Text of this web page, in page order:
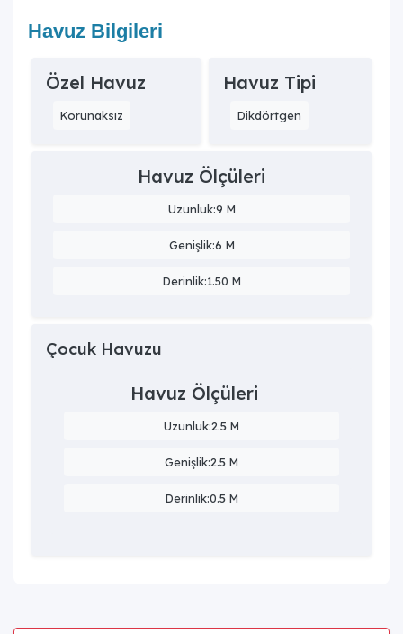
Havuz Bilgileri
Özel Havuz
Korunaksız
Havuz Tipi
Dikdörtgen
Havuz Ölçüleri
Uzunluk:9 M
Genişlik:6 M
Derinlik:1.50 M
Çocuk Havuzu
Havuz Ölçüleri
Uzunluk:2.5 M
Genişlik:2.5 M
Derinlik:0.5 M